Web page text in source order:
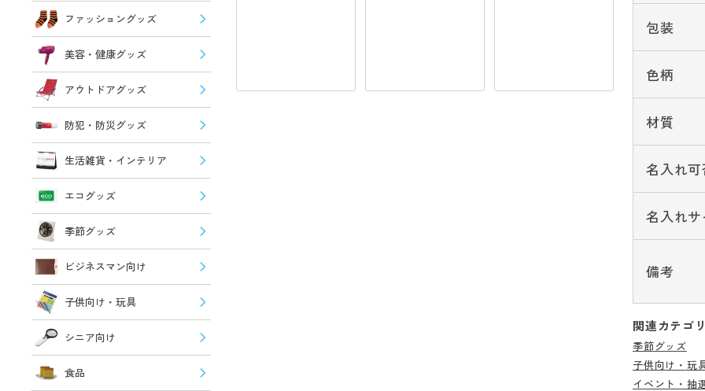
ファッショングッズ
美容・健康グッズ
アウトドアグッズ
防犯・防災グッズ
生活雑貨・インテリア
エコグッズ
季節グッズ
ビジネスマン向け
子供向け・玩具
シニア向け
食品
包装
色柄
材質
名入れ可
名入れ
備考
関連カテゴ
季節グッズ
子供向け・玩
イベント・抽